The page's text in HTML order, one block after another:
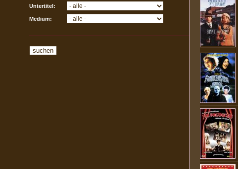
Untertitel:
Medium: